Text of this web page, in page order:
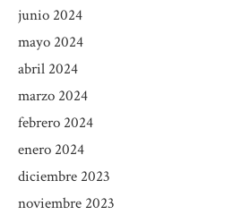
junio 2024
mayo 2024
abril 2024
marzo 2024
febrero 2024
enero 2024
diciembre 2023
noviembre 2023